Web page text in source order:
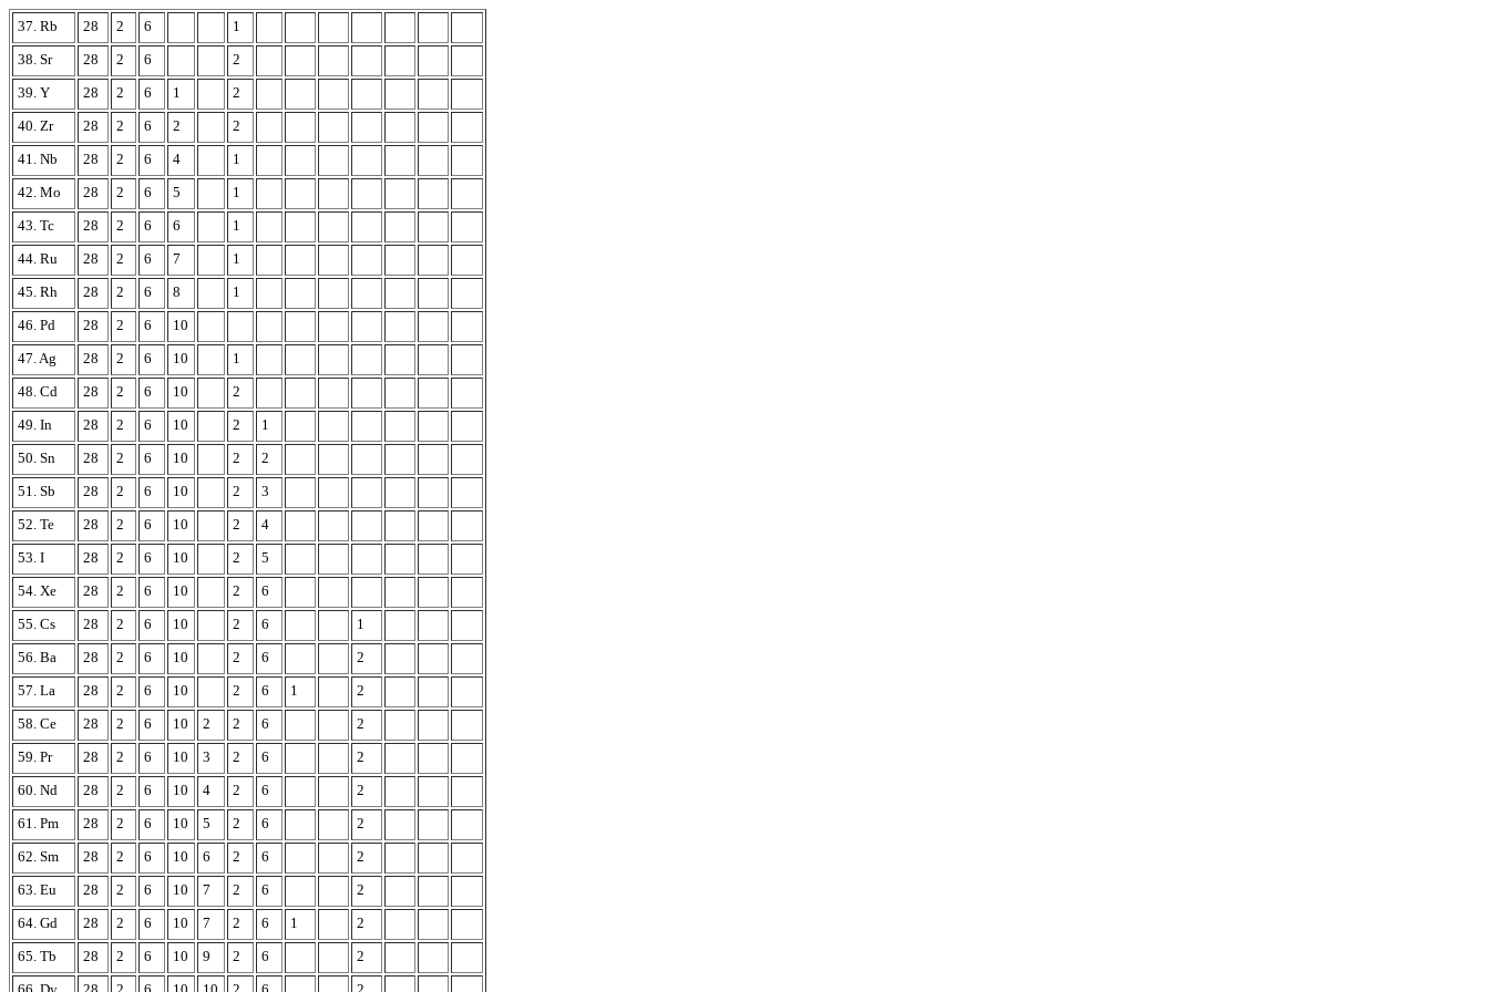
37. Rb 28 2 6
1
38. Sr
28 2 6
2
39. Y
28 2 6 1
2
40. Zr
28 2 6 2
2
41. Nb
28 2 6 4
1
42. Mo
28 2 6 5
1
43. Tc
28 2 6 6
1
44. Ru
28 2 6 7
1
45. Rh
28 2 6 8
1
46. Pd
28 2 6
10
47. Ag
28 2 6 10
1
48. Cd
28 2 6 10
2
49. In
28 2 6 10 2
1
50. Sn
28 2 6 10 2
2
51. Sb
28 2 6 10 2
3
52. Te
28 2 6 10 2
4
53. I
28 2 6 10 2
5
54. Xe
28 2 6 10 2
6
55. Cs
28 2 6 10 2 6
1
56. Ba
28 2 6 10 2 6
2
57. La
28 2 6 10 2 6 1
2
58. Ce
28 2 6 10 2 2 6
2
59. Pr
28 2 6 10 3 2 6
2
60. Nd
28 2 6 10 4 2 6
2
61. Pm
28 2 6 10 5 2 6
2
62. Sm
28 2 6 10 6 2 6
2
63. Eu
28 2 6 10 7 2 6
2
64. Gd
28 2 6 10 7 2 6 1
2
65. Tb
28 2 6 10 9 2 6
2